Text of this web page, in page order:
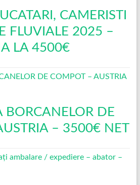
CAMERISTI
FLUVIALE 2025 –
LA 4500€
BORCANELOR DE
– 3500€ NET